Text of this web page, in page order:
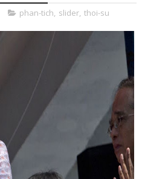
phan-tich, slider, thoi-su